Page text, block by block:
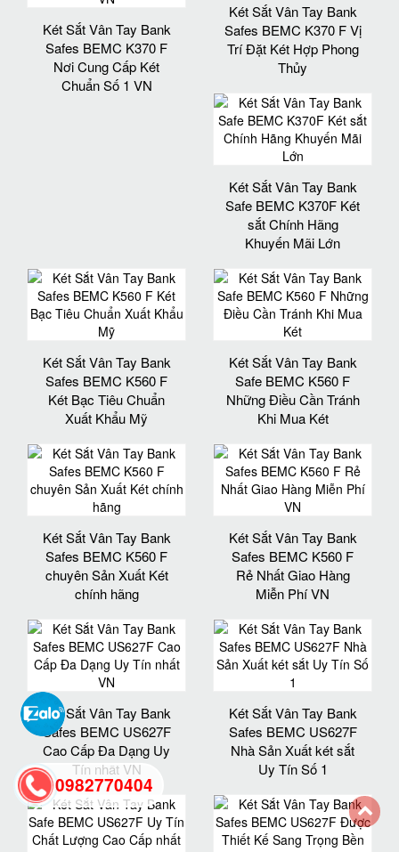
Két Sắt Vân Tay Bank
Safes BEMC K370 F
Nơi Cung Cấp Két
Chuẩn Số 1 VN
Két Sắt Vân Tay Bank
Safes BEMC K370 F Vị
Trí Đặt Két Hợp Phong
Thủy
Két Sắt Vân Tay Bank
Safe BEMC K370F Két
sắt Chính Hãng
Khuyến Mãi Lớn
Két Sắt Vân Tay Bank
Safes BEMC K560 F
Két Bạc Tiêu Chuẩn
Xuất Khẩu Mỹ
Két Sắt Vân Tay Bank
Safe BEMC K560 F
Những Điều Cần Tránh
Khi Mua Két
Két Sắt Vân Tay Bank
Safes BEMC K560 F
chuyên Sản Xuất Két
chính hãng
Két Sắt Vân Tay Bank
Safes BEMC K560 F
Rẻ Nhất Giao Hàng
Miễn Phí VN
Két Sắt Vân Tay Bank
Safes BEMC US627F
Cao Cấp Đa Dạng Uy
Tín nhất VN
Két Sắt Vân Tay Bank
Safes BEMC US627F
Nhà Sản Xuất két sắt
Uy Tín Số 1
0982770404
back